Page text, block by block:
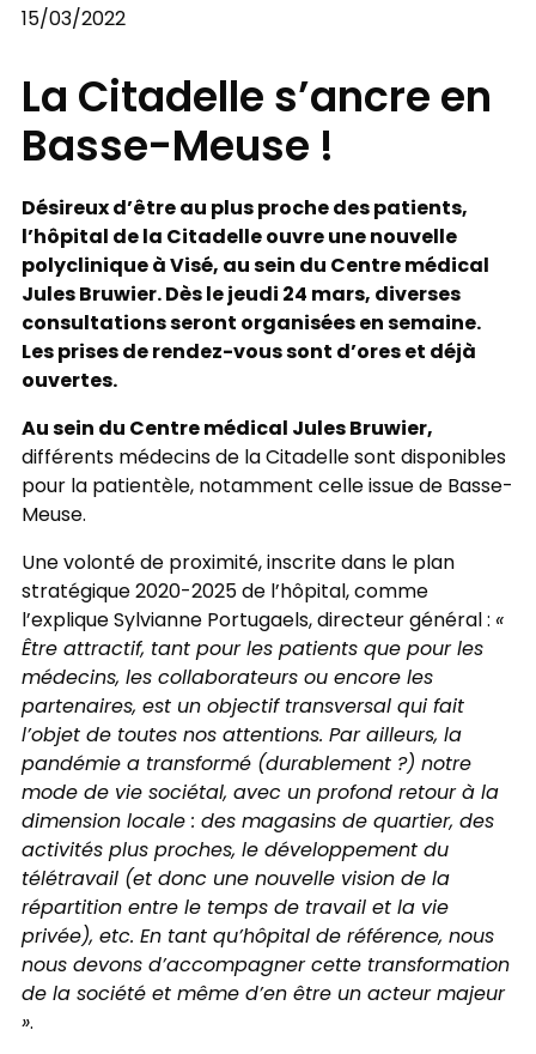
15/03/2022
La Citadelle s’ancre en
Basse-Meuse !
Désireux d’être au plus proche des patients,
l’hôpital de la Citadelle ouvre une nouvelle
polyclinique à Visé, au sein du Centre médical
Jules Bruwier. Dès le jeudi 24 mars, diverses
consultations seront organisées en semaine.
Les prises de rendez-vous sont d’ores et déjà
ouvertes.
Au sein du Centre médical Jules Bruwier,
différents médecins de la Citadelle sont disponibles
pour la patientèle, notamment celle issue de Basse-
Meuse.
Une volonté de proximité, inscrite dans le plan
stratégique 2020-2025 de l’hôpital, comme
l’explique Sylvianne Portugaels, directeur général :«
Être attractif, tant pour les patients que pour les
médecins, les collaborateurs ou encore les
partenaires, est un objectif transversal qui fait
l’objet de toutes nos attentions. Par ailleurs, la
pandémie a transformé (durablement ?) notre
mode de vie sociétal, avec un profond retour à la
dimension locale : des magasins de quartier, des
activités plus proches, le développement du
télétravail (et donc une nouvelle vision de la
répartition entre le temps de travail et la vie
privée), etc. En tant qu’hôpital de référence, nous
nous devons d’accompagner cette transformation
de la société et même d’en être un acteur majeur
».